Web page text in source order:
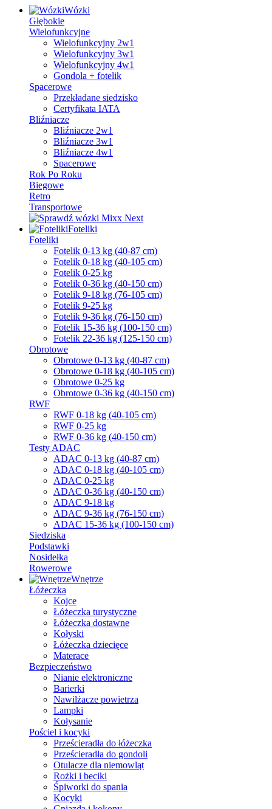
Wózki
Głębokie
Wielofunkcyjne
Wielofunkcyjny 2w1
Wielofunkcyjny 3w1
Wielofunkcyjny 4w1
Gondola + fotelik
Spacerowe
Przekładane siedzisko
Certyfikata IATA
Bliźniacze
Bliźniacze 2w1
Bliźniacze 3w1
Bliźniacze 4w1
Spacerowe
Rok Po Roku
Biegowe
Retro
Transportowe
Foteliki
Foteliki
Fotelik 0-13 kg (40-87 cm)
Fotelik 0-18 kg (40-105 cm)
Fotelik 0-25 kg
Fotelik 0-36 kg (40-150 cm)
Fotelik 9-18 kg (76-105 cm)
Fotelik 9-25 kg
Fotelik 9-36 kg (76-150 cm)
Fotelik 15-36 kg (100-150 cm)
Fotelik 22-36 kg (125-150 cm)
Obrotowe
Obrotowe 0-13 kg (40-87 cm)
Obrotowe 0-18 kg (40-105 cm)
Obrotowe 0-25 kg
Obrotowe 0-36 kg (40-150 cm)
RWF
RWF 0-18 kg (40-105 cm)
RWF 0-25 kg
RWF 0-36 kg (40-150 cm)
Testy ADAC
ADAC 0-13 kg (40-87 cm)
ADAC 0-18 kg (40-105 cm)
ADAC 0-25 kg
ADAC 0-36 kg (40-150 cm)
ADAC 9-18 kg
ADAC 9-36 kg (76-150 cm)
ADAC 15-36 kg (100-150 cm)
Siedziska
Podstawki
Nosidełka
Rowerowe
Wnętrze
Łóżeczka
Kojce
Łóżeczka turystyczne
Łóżeczka dostawne
Kołyski
Łóżeczka dziecięce
Materace
Bezpieczeństwo
Nianie elektroniczne
Barierki
Nawilżacze powietrza
Lampki
Kołysanie
Pościel i kocyki
Prześcieradła do łóżeczka
Prześcieradła do gondoli
Otulacze dla niemowląt
Rożki i beciki
Śpiworki do spania
Kocyki